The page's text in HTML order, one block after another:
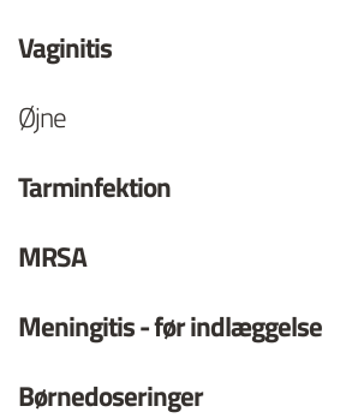
Vaginitis
Øjne
Tarminfektion
MRSA
Meningitis - før indlæggelse
Børnedoseringer